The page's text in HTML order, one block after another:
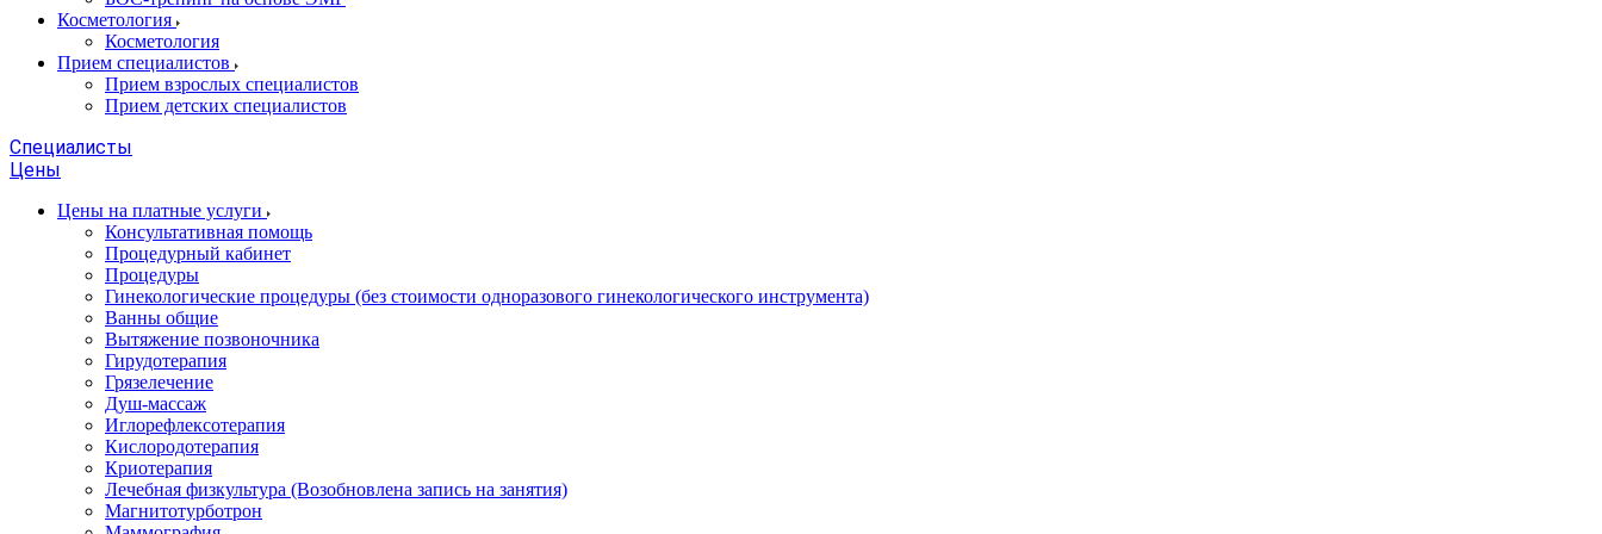
Косметология
Косметология
Прием специалистов
Прием взрослых специалистов
Прием детских специалистов
Специалисты
Цены
Цены на платные услуги
Консультативная помощь
Процедурный кабинет
Процедуры
Гинекологические процедуры (без стоимости одноразового гинекологического инструмента)
Ванны общие
Вытяжение позвоночника
Гирудотерапия
Грязелечение
Душ-массаж
Иглорефлексотерапия
Кислородотерапия
Криотерапия
Лечебная физкультура (Возобновлена запись на занятия)
Магнитотурботрон